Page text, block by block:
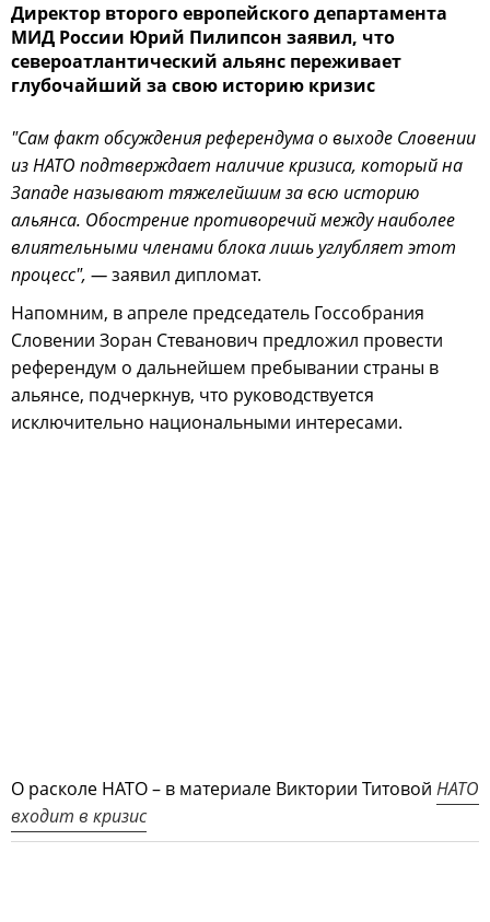
Директор второго европейского департамента
МИД России Юрий Пилипсон заявил, что
североатлантический альянс переживает
глубочайший за свою историю кризис
"Сам факт обсуждения референдума о выходе Словении
из НАТО подтверждает наличие кризиса, который на
Западе называют тяжелейшим за всю историю
альянса. Обострение противоречий между наиболее
влиятельными членами блока лишь углубляет этот
процесс", —заявил дипломат.
Напомним, в апреле председатель Госсобрания
Словении Зоран Стеванович предложил провести
референдум о дальнейшем пребывании страны в
альянсе, подчеркнув, что руководствуется
исключительно национальными интересами.
О расколе НАТО – в материале Виктории Титовой НАТО
входит в кризис